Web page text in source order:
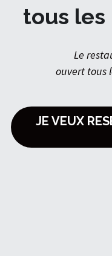
tous les
Le
ouvert tous
JE VEUX